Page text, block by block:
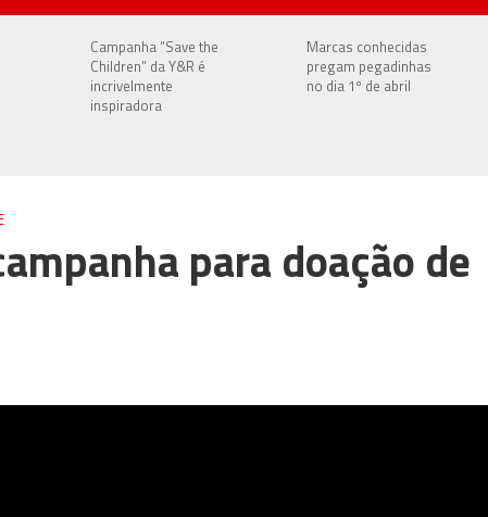
Campanha “Save the
Children” da Y&R é
incrivelmente
inspiradora
Marcas conhecidas
pregam pegadinhas
no dia 1º de abril
para doação de